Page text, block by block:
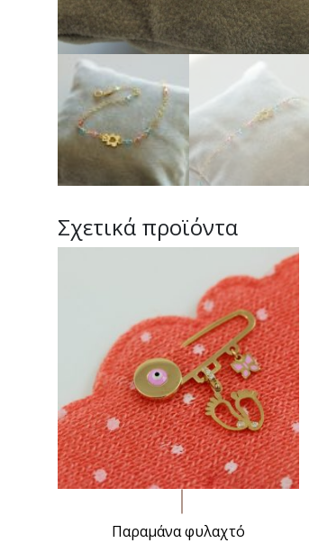
Σχετικά προϊόντα
Παραμάνα φυλαχτό